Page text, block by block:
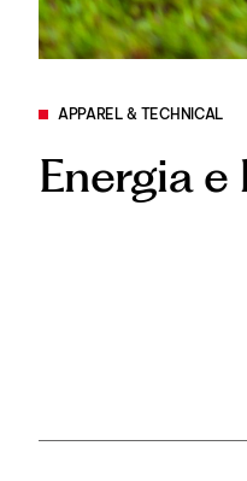
APPAREL & TECHNICAL
Energia e